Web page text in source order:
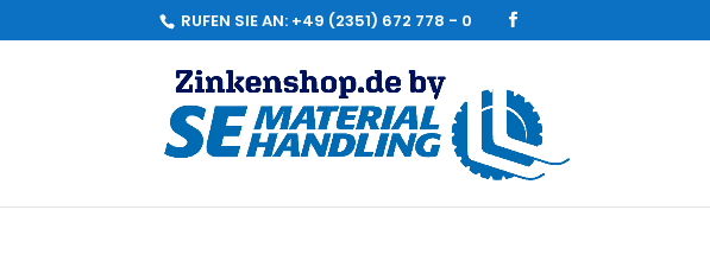
RUFEN SIE AN: +49 (2351) 672 778 - 0